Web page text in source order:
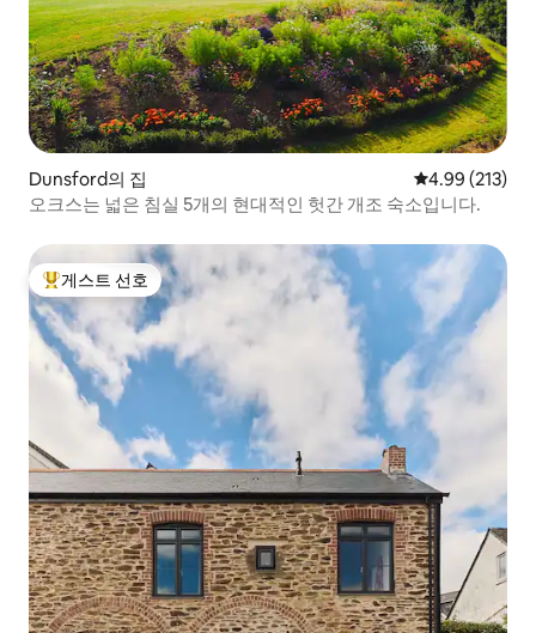
Dunsford의 집 평점 4.99점(5
4.99 (213)
오크스는 넓은 침실 5개의 현대적인 헛간 개조 숙소입니다.
상위 게스트 선호
게스트 선호